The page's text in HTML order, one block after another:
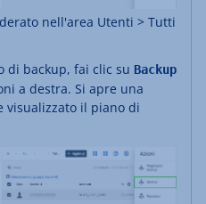
nell'area Utenti > Tutti
di backup, fai clic su Backup
a destra. Si apre una
visualizzato il piano di